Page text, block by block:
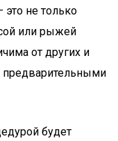
не только
или рыжей
от других и
предварительными
будет